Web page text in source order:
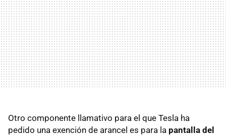
Otro componente llamativo para el que Tesla ha
pedido una exención de arancel es para la pantalla del